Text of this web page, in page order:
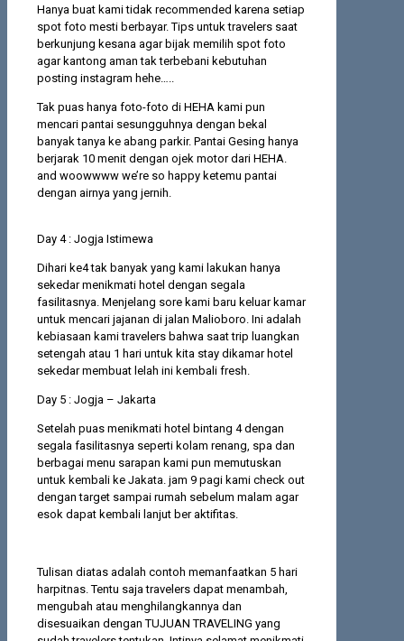
Hanya buat kami tidak recommended karena setiap
spot foto mesti berbayar. Tips untuk travelers saat
berkunjung kesana agar bijak memilih spot foto
agar kantong aman tak terbebani kebutuhan
posting instagram hehe…..
Tak puas hanya foto-foto di HEHA kami pun
mencari pantai sesungguhnya dengan bekal
banyak tanya ke abang parkir. Pantai Gesing hanya
berjarak 10 menit dengan ojek motor dari HEHA.
and woowwww we’re so happy ketemu pantai
dengan airnya yang jernih.
Day 4 : Jogja Istimewa
Dihari ke4 tak banyak yang kami lakukan hanya
sekedar menikmati hotel dengan segala
fasilitasnya. Menjelang sore kami baru keluar kamar
untuk mencari jajanan di jalan Malioboro. Ini adalah
kebiasaan kami travelers bahwa saat trip luangkan
setengah atau 1 hari untuk kita stay dikamar hotel
sekedar membuat lelah ini kembali fresh.
Day 5 : Jogja – Jakarta
Setelah puas menikmati hotel bintang 4 dengan
segala fasilitasnya seperti kolam renang, spa dan
berbagai menu sarapan kami pun memutuskan
untuk kembali ke Jakata. jam 9 pagi kami check out
dengan target sampai rumah sebelum malam agar
esok dapat kembali lanjut ber aktifitas.
Tulisan diatas adalah contoh memanfaatkan 5 hari
harpitnas. Tentu saja travelers dapat menambah,
mengubah atau menghilangkannya dan
disesuaikan dengan TUJUAN TRAVELING yang